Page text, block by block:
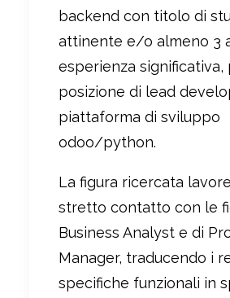
backend con titolo di
attinente e/o almeno 3
esperienza significativa,
posizione di lead
piattaforma di sviluppo
odoo/python.
La figura ricercata
stretto contatto con le
Business Analyst e di
Manager, traducendo i
specifiche funzionali in